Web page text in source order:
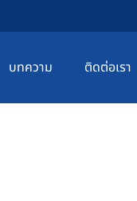
บทความ ติดต่อเรา